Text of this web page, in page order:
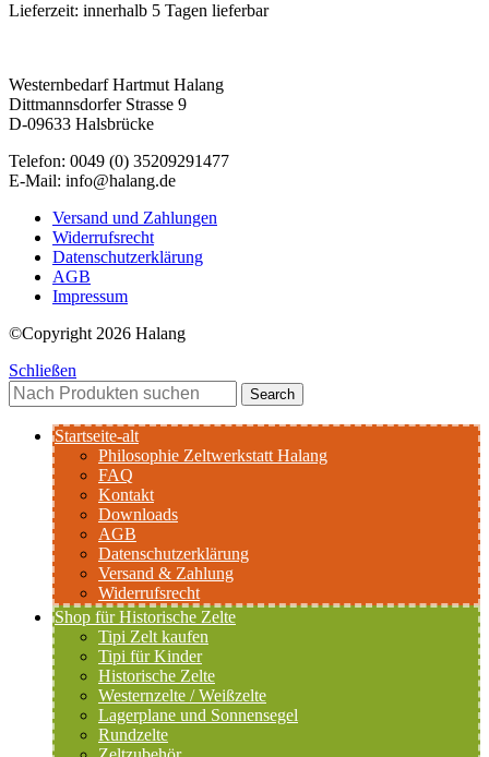
Lieferzeit: innerhalb 5 Tagen lieferbar
Westernbedarf Hartmut Halang
Dittmannsdorfer Strasse 9
D-09633 Halsbrücke
Telefon: 0049 (0) 35209291477
E-Mail: info@halang.de
Versand und Zahlungen
Widerrufsrecht
Datenschutzerklärung
AGB
Impressum
©Copyright 2026 Halang
Schließen
Search
Startseite-alt
Philosophie Zeltwerkstatt Halang
FAQ
Kontakt
Downloads
AGB
Datenschutzerklärung
Versand & Zahlung
Widerrufsrecht
Shop für Historische Zelte
Tipi Zelt kaufen
Tipi für Kinder
Historische Zelte
Westernzelte / Weißzelte
Lagerplane und Sonnensegel
Rundzelte